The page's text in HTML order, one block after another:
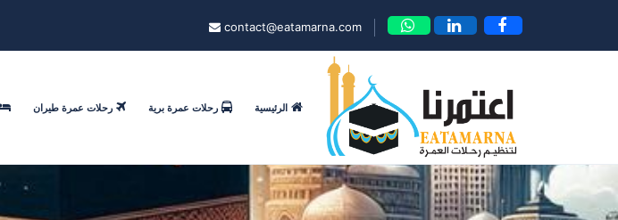
contact@eatamarna.com
الرئيسية رحلات عمرة برية رحلات عمرة طيران